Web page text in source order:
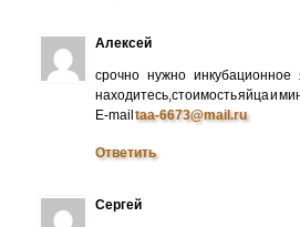
Алексей
срочно нужно
находитесь,стоимость яйца и
E-mailtaa-6673@mail.ru
Ответить
Сергей